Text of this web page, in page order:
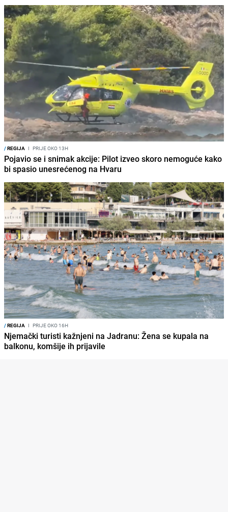
/REGIJA I PRIJE OKO 13H
Pojavio se i snimak akcije: Pilot izveo skoro nemoguće kako
bi spasio unesrećenog na Hvaru
/REGIJA I PRIJE OKO 16H
Njemački turisti kažnjeni na Jadranu: Žena se kupala na
balkonu, komšije ih prijavile